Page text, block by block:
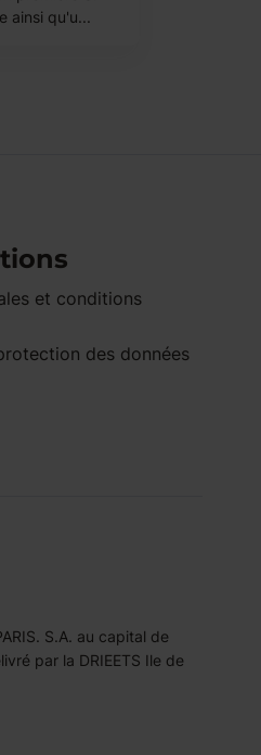
ainsi qu'u...
et conditions
des données
S.A. au capital de
par la DRIEETS Ile de